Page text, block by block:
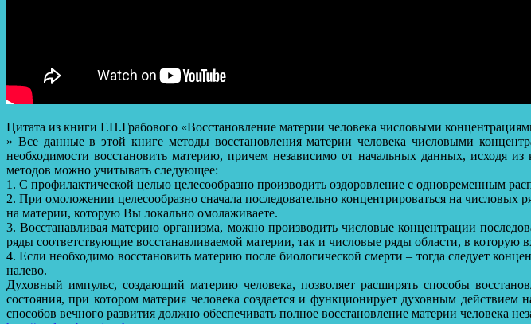
Цитата из книги Г.П.Грабового «Восстановление материи человека числовыми
» Все данные в этой книге методы восстановления материи человека числовыми
необходимости восстановить материю, причем независимо от начальных данных, исходя
методов можно учитывать следующее:
1. С профилактической целью целесообразно производить оздоровление с одновременным
2. При омоложении целесообразно сначала последовательно концентрироваться на числовых
на материи, которую Вы локально омолаживаете.
3. Восстанавливая материю организма, можно производить числовые концентрации
ряды соответствующие восстанавливаемой материи, так и числовые ряды области, в которую
4. Если необходимо восстановить материю после биологической смерти – тогда следует
налево.
Духовный импульс, создающий материю человека, позволяет расширять способы
состояния, при котором материя человека создается и функционирует духовным
способов вечного развития должно обеспечивать полное восстановление материи человека